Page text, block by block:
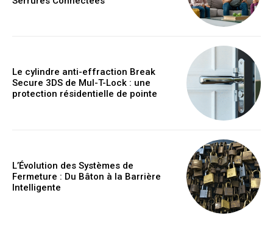
Le cylindre anti-effraction Break
Secure 3DS de Mul-T-Lock : une
protection résidentielle de pointe
L’Évolution des Systèmes de
Fermeture : Du Bâton à la Barrière
Intelligente